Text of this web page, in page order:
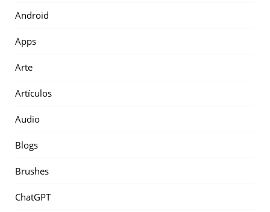
Android
Apps
Arte
Artículos
Audio
Blogs
Brushes
ChatGPT